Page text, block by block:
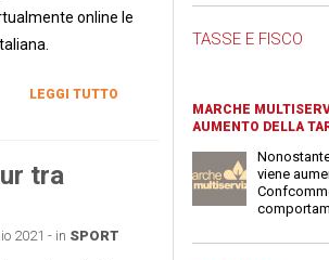
online le
LEGGI TUTTO
tra
2021 - in SPORT
TASSE E FISCO
MARCHE
AUMENTO DELLA
viene